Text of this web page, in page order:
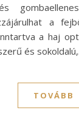
a
a haj
és
TOVÁBB